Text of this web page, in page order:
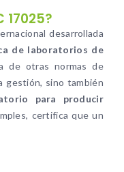
17025?
desarrollada
de laboratorios de
de otras normas de
gestión, sino también
para producir
certifica que un